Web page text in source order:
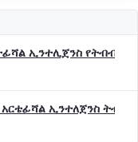
ኢንተሊጀንስ የትብብር
ኢንተለጀንስ